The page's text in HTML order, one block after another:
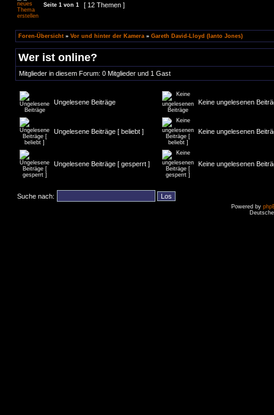
Seite 1 von 1 [ 12 Themen ]
Foren-Übersicht » Vor und hinter der Kamera » Gareth David-Lloyd (Ianto Jones)
Wer ist online?
Mitglieder in diesem Forum: 0 Mitglieder und 1 Gast
Ungelesene Beiträge Keine ungelesenen
Ungelesene Beiträge [ beliebt ] Keine ungelesenen
Ungelesene Beiträge [ gesperrt ] Keine ungelesenen
Suche nach:
Powered by